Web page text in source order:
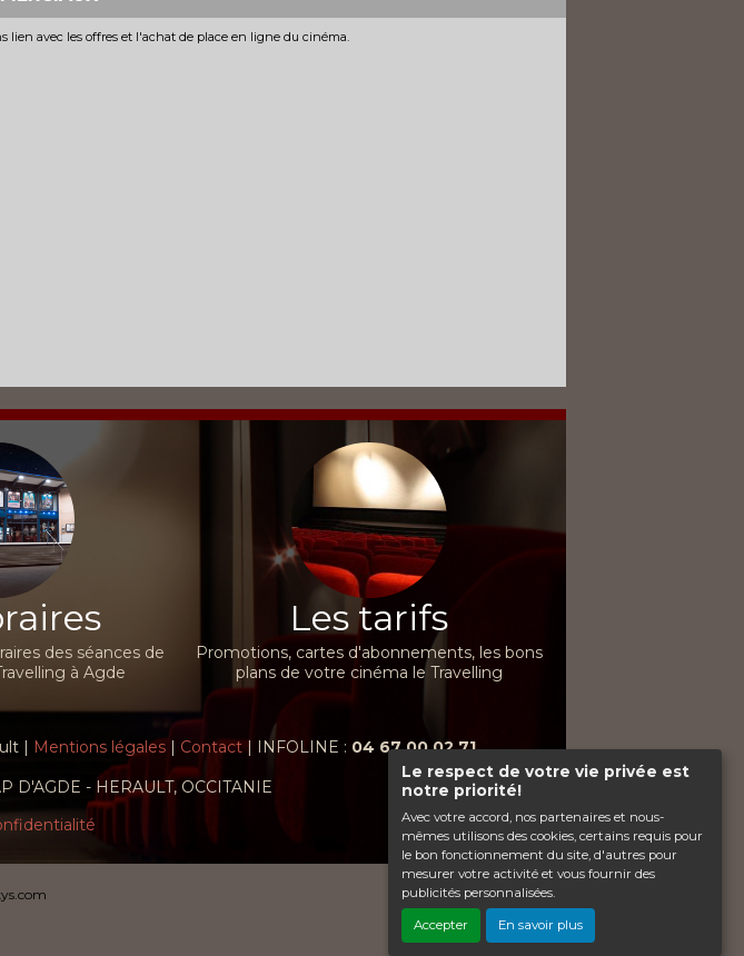
Le respect de votre vie privée est
notre priorité!
Avec votre accord, nos partenaires et nous-
mêmes utilisons des cookies, certains requis pour
le bon fonctionnement du site, d'autres pour
mesurer votre activité et vous fournir des
publicités personnalisées.
Accepter En savoir plus
avec les offres et l'achat de place en ligne du cinéma.
des séances de
à Agde
Les tarifs
Promotions, cartes d'abonnements, les bons
plans de votre cinéma le Travelling
| Mentions légales | Contact| INFOLINE : 04 67 00 02 71
D'AGDE - HERAULT, OCCITANIE
Haut de page